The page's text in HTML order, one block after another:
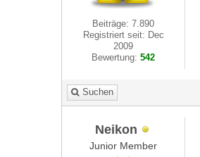
Beiträge: 7.890
Registriert seit: Dec
2009
Bewertung:542
Suchen
Neikon
Junior Member